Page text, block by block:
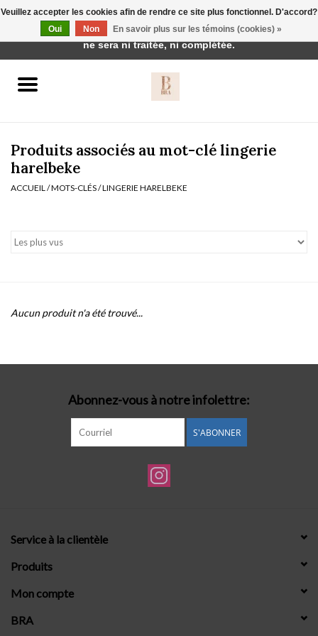
vêtements de nuit
Badmode
Produits associés au mot-clé lingerie
harelbeke
ACCUEIL /MOTS-CLÉS/LINGERIE HARELBEKE
Aucun produit n'a été trouvé...
Abonnez-vous à notre infolettre:
S'ABONNER
Service à la clientèle
Produits
Mon compte
BRA
Veuillez accepter les cookies afin de rendre ce site plus fonctionnel. D'accord?
Oui
Non En savoir plus sur les témoins (cookies) »
Cette boutique est en construction. Toute commande passée
ne sera ni traitée, ni complétée.